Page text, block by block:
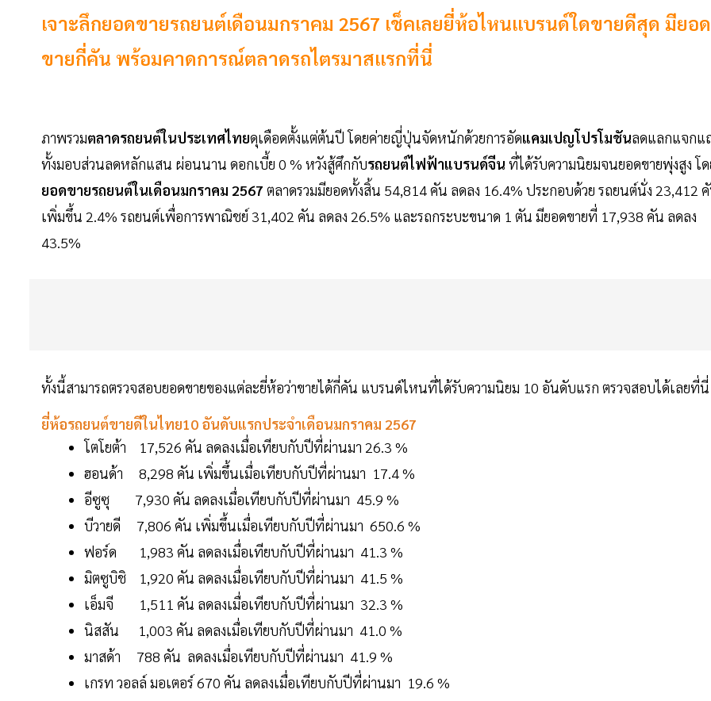
เจาะลึกยอดขายรถยนต์เดือนมกราคม 2567 เช็คเลยยี่ห้อไหนแบรนด์ใดขายดีสุด มียอด
ขายกี่คัน พร้อมคาดการณ์ตลาดรถไตรมาสแรกที่นี่
ภาพรวมตลาดรถยนต์ในประเทศไทยดุเดือดตั้งแต่ต้นปี โดยค่ายญี่ปุ่นจัดหนักด้วยการอัดแคมเปญโปรโมชันลดแลกแจกแ
ทั้งมอบส่วนลดหลักแสน ผ่อนนาน ดอกเบี้ย 0 % หวังสู้ศึกกับรถยนต์ไฟฟ้าแบรนด์จีน ที่ได้รับความนิยมจนยอดขายพุ่งสูง โ
ยอดขายรถยนต์ในเดือนมกราคม 2567 ตลาดรวมมียอดทั้งสิ้น 54,814 คัน ลดลง 16.4% ประกอบด้วย รถยนต์นั่ง 23,412
เพิ่มขึ้น 2.4% รถยนต์เพื่อการพาณิชย์ 31,402 คัน ลดลง 26.5% และรถกระบะขนาด 1 ตัน มียอดขายที่ 17,938 คัน ลดลง
43.5%
ทั้งนี้สามารถตรวจสอบยอดขายของแต่ละยี่ห้อว่าขายได้กี่คัน แบรนด์ไหนที่ได้รับความนิยม 10 อันดับแรก ตรวจสอบได้เลยที่นี่
ยี่ห้อรถยนต์ขายดีในไทย10 อันดับแรกประจำเดือนมกราคม 2567
โตโยต้า 17,526 คัน ลดลงเมื่อเทียบกับปีที่ผ่านมา 26.3 %
ฮอนด้า 8,298 คัน เพิ่มขึ้นเมื่อเทียบกับปีที่ผ่านมา 17.4 %
อีซูซุ 7,930 คัน ลดลงเมื่อเทียบกับปีที่ผ่านมา 45.9 %
บีวายดี 7,806 คัน เพิ่มขึ้นเมื่อเทียบกับปีที่ผ่านมา 650.6 %
ฟอร์ด 1,983 คัน ลดลงเมื่อเทียบกับปีที่ผ่านมา 41.3 %
มิตซูบิชิ 1,920 คัน ลดลงเมื่อเทียบกับปีที่ผ่านมา 41.5 %
เอ็มจี 1,511 คัน ลดลงเมื่อเทียบกับปีที่ผ่านมา 32.3 %
นิสสัน 1,003 คัน ลดลงเมื่อเทียบกับปีที่ผ่านมา 41.0 %
มาสด้า 788 คัน ลดลงเมื่อเทียบกับปีที่ผ่านมา 41.9 %
เกรท วอลล์ มอเตอร์ 670 คัน ลดลงเมื่อเทียบกับปีที่ผ่านมา 19.6 %